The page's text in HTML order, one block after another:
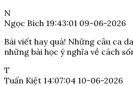
N
Ngọc Bích 19:43:01 09-06-2026
Bài viết hay quá! Những câu ca
những bài học ý nghĩa về cách
T
Tuấn Kiệt 14:07:04 10-06-2026